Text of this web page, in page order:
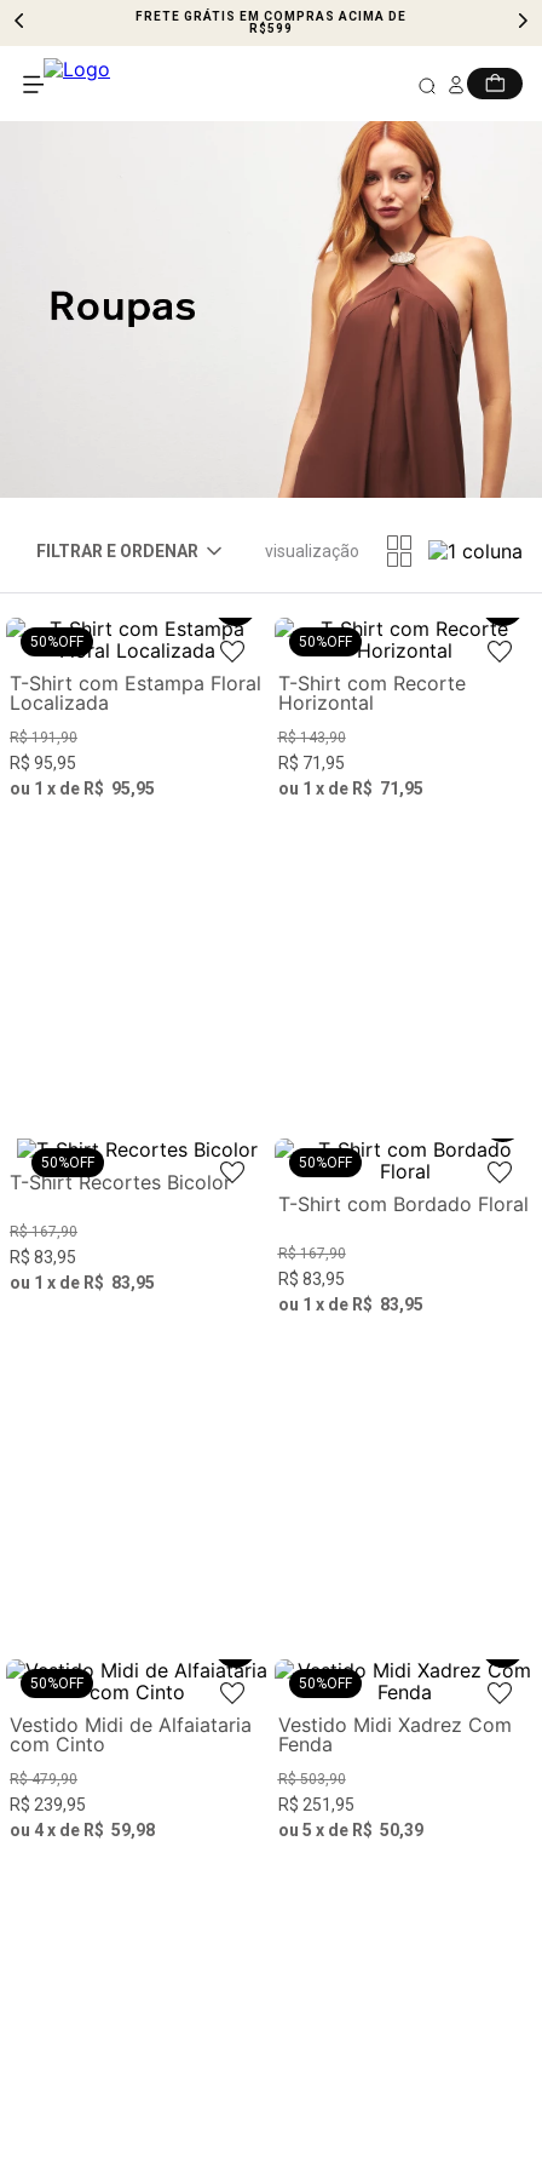
FRETE GRÁTIS EM COMPRAS ACIMA DE
R$599
visualização
50%OFF
T-Shirt com Estampa Floral
Localizada
R$ 191,90
R$ 95,95
ou 1 x de R$ 95,95
50%OFF
T-Shirt com Recorte
Horizontal
R$ 143,90
R$ 71,95
ou 1 x de R$ 71 ,95
50%OFF
T-Shirt Recortes Bicolor
R$ 167,90
R$ 83,95
ou 1 x de R$ 83,95
50%OFF
T-Shirt com Bordado Floral
R$ 167,90
R$ 83,95
ou 1 x de R$ 83,95
50%OFF
Vestido Midi de Alfaiataria
com Cinto
R$ 479,90
R$ 239,95
ou 4x de R$ 59,98
50%OFF
Vestido Midi Xadrez Com
Fenda
R$ 503,90
R$ 251,95
ou 5 x de R$ 50,39